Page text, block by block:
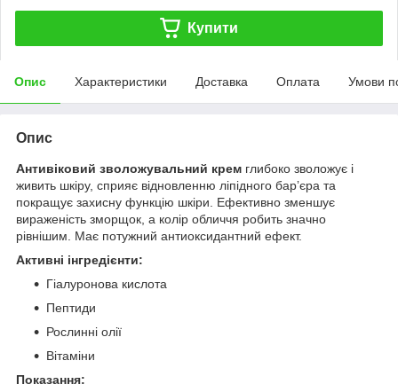
Купити
Опис Характеристики Доставка Оплата Умови
Опис
Антивіковий зволожувальний крем глибоко зволожує і
живить шкіру, сприяє відновленню ліпідного барʼєра та
покращує захисну функцію шкіри. Ефективно зменшує
вираженість зморщок, а колір обличчя робить значно
рівнішим. Має потужний антиоксидантний ефект.
Активні інгредієнти:
Гіалуронова кислота
Пептиди
Рослинні олії
Вітаміни
Показання: